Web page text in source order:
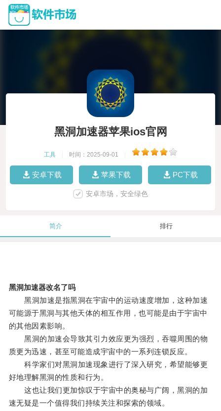
黑洞加速器苹果ios官网
工具 时间：2025-09-01
安卓下载 苹果下载 PC下载
安卓市场，安全绿色
简介 排行
黑洞加速器改名了吗
黑洞加速是指黑洞在宇宙中的运动速度增加，这种加速
可能源于黑洞与其他天体的相互作用，也可能是由于宇宙中
的其他因素影响。
黑洞的加速会导致其引力效应更为强烈，吞噬周围的物
质更为迅速，甚至可能造成宇宙中的一系列连锁反应。
科学家们对黑洞加速现象进行了深入研究，希望能够更
好地理解黑洞的性质和行为。
这也让我们更加惊叹于宇宙中的奥秘与广阔，黑洞的加
速无疑是一个值得我们持续关注和探索的领域。